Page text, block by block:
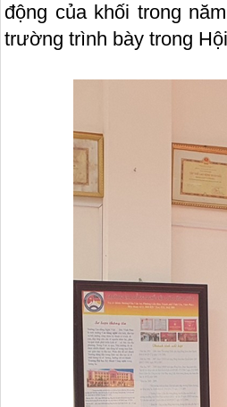
động của khối trong
trường trình bày trong